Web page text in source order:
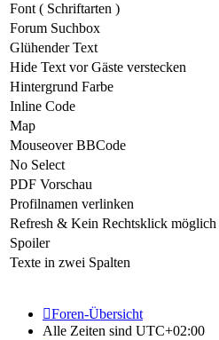
Font ( Schriftarten )
Forum Suchbox
Glühender Text
Hide Text vor Gäste verstecken
Hintergrund Farbe
Inline Code
Map
Mouseover BBCode
No Select
PDF Vorschau
Profilnamen verlinken
Refresh & Kein Rechtsklick möglich
Spoiler
Texte in zwei Spalten
Foren-Übersicht
Alle Zeiten sind UTC+02:00